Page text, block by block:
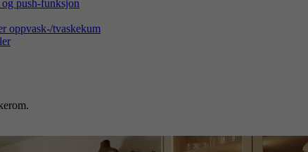
push-funksjon
oppvask-/tvaskekum